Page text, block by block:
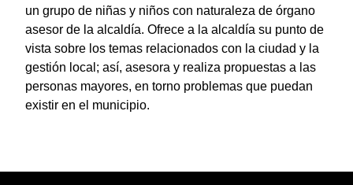
un grupo de niñas y niños con naturaleza de órgano
asesor de la alcaldía. Ofrece a la alcaldía su punto de
vista sobre los temas relacionados con la ciudad y la
gestión local; así, asesora y realiza propuestas a las
personas mayores, en torno problemas que puedan
existir en el municipio.